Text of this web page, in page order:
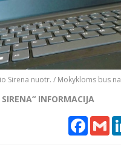
Sirena nuotr. / Mokykloms bus
INFORMACIJA